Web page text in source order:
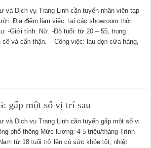
và Dịch vụ Trang Linh cần tuyển nhân viên tạp
Địa điểm làm việc: tại các showroom thời
-Giới tính: Nữ. -Độ tuổi: từ 20 – 55, trung
và cẩn thận. – Công việc: lau dọn cửa hàng,
gấp một số vị trí sau
và Dịch vụ Trang Linh cần tuyển gấp một số vị
phổ thông Mức lương: 4-5 triệu/tháng Trình
từ 18 tuổi trở lên có sức khỏe tốt, nhiệt